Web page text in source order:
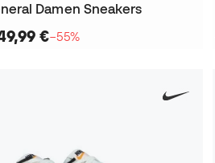
Damen Sneakers
€−55%